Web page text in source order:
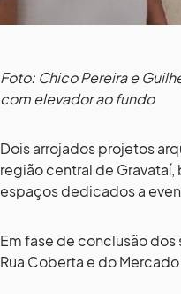
Foto: Chico Pereira e
com elevador ao fundo
Dois arrojados projetos
região central de
espaços dedicados a
Em fase de conclusão dos
Rua Coberta e do